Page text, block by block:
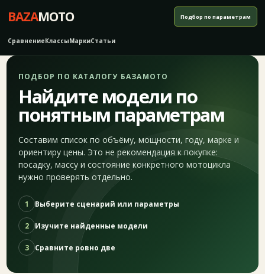
BAZAMOTO
СравнениеКлассыМаркиСтатьи
Подбор по параметрам
ПОДБОР ПО КАТАЛОГУ БАЗАМОТО
Найдите модели по
понятным параметрам
Составим список по объёму, мощности, году, марке и
ориентиру цены. Это не рекомендация к покупке:
посадку, массу и состояние конкретного мотоцикла
нужно проверять отдельно.
1 Выберите сценарий или параметры
2 Изучите найденные модели
3 Сравните ровно две